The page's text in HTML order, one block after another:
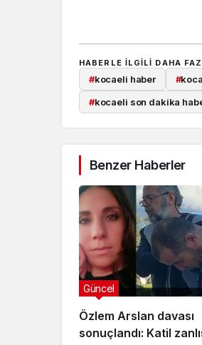
HABERLE ILGILI DAHA
#kocaeli haber #
#kocaeli son dakika
Benzer Haberler
Özlem Arslan davası
sonuçlandı: Katil
Güncel